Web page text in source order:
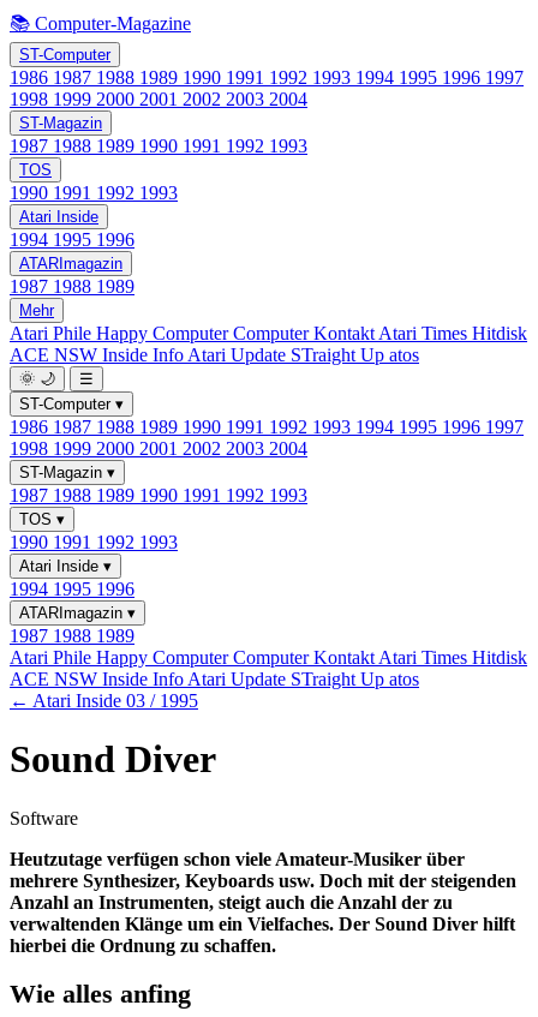
📚 Computer-Magazine
ST-Computer
1986 1987 1988 1989 1990 1991 1992 1993 1994 1995 1996 1997
1998 1999 2000 2001 2002 2003 2004
ST-Magazin
1987 1988 1989 1990 1991 1992 1993
TOS
1990 1991 1992 1993
Atari Inside
1994 1995 1996
ATARImagazin
1987 1988 1989
Mehr
Atari Phile Happy ComputerComputer Kontakt Atari Times Hitdisk
ACE NSW Inside Info Atari Update STraight Up atos
🌞 🌙
☰
ST-Computer ▾
1986 1987 1988 1989 1990 1991 1992 1993 1994 1995 1996 1997
1998 1999 2000 2001 2002 2003 2004
ST-Magazin ▾
1987 1988 1989 1990 1991 1992 1993
TOS ▾
1990 1991 1992 1993
Atari Inside ▾
1994 1995 1996
ATARImagazin ▾
1987 1988 1989
Atari Phile Happy ComputerComputer Kontakt Atari Times Hitdisk
ACE NSW Inside Info Atari Update STraight Up atos
← Atari Inside 03 / 1995
Sound Diver
Software
Heutzutage verfügen schon viele Amateur-Musiker über
mehrere Synthesizer, Keyboards usw. Doch mit der steigenden
Anzahl an Instrumenten, steigt auch die Anzahl der zu
verwaltenden Klänge um ein Vielfaches. Der Sound Diver hilft
hierbei die Ordnung zu schaffen.
Wie alles anfing